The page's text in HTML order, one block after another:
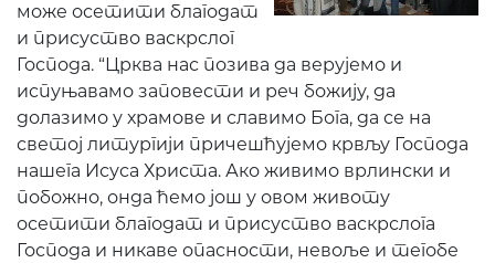
може осетити благодат
и присуство васкрслог
Господа. “Црква нас позива да верујемо и
испуњавамо заповести и реч божију, да
долазимо у храмове и славимо Бога, да се на
светој литургији причешћујемо крвљу Господа
нашега Исуса Христа. Ако живимо врлински и
побожно, онда ћемо још у овом животу
осетити благодат и присуство васкрслога
Господа и никаве опасности, невоље и тегобе